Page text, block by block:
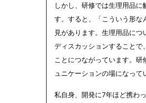
しかし、研修では生理用品に
す。すると、「こういう形な
見があります。生理用品につ
ディスカッションすることで
ことにつながっています。研
ュニケーションの場になって
私自身、開発に7年ほど携わ